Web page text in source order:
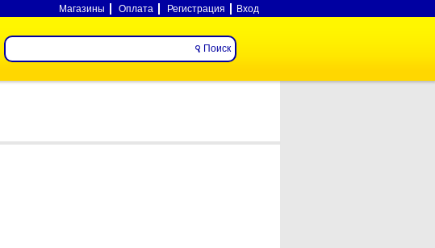
Магазины Оплата Регистрация Вход